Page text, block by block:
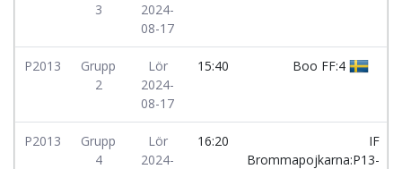
3
2024-
08-17
P2013
Grupp
2
Lör
2024-
08-17
15:40 Boo FF:4
P2013
Grupp
4
Lör
2024-
16:20
IF
Brommapojkarna:P13-